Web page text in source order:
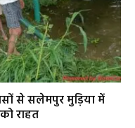
से सलेमपुर मुड़िया में
राहत